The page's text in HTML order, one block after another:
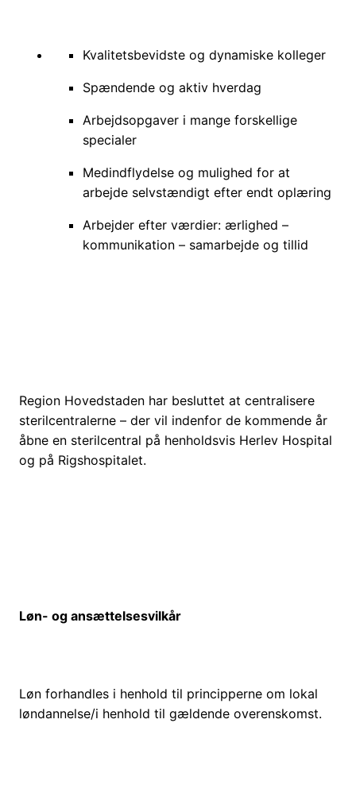
Kvalitetsbevidste og dynamiske kolleger
Spændende og aktiv hverdag
Arbejdsopgaver i mange forskellige
specialer
Medindflydelse og mulighed for at
arbejde selvstændigt efter endt oplæring
Arbejder efter værdier: ærlighed –
kommunikation – samarbejde og tillid
Region Hovedstaden har besluttet at centralisere
sterilcentralerne – der vil indenfor de kommende år
åbne en sterilcentral på henholdsvis Herlev Hospital
og på Rigshospitalet.
Løn- og ansættelsesvilkår
Løn forhandles i henhold til principperne om lokal
løndannelse/i henhold til gældende overenskomst.